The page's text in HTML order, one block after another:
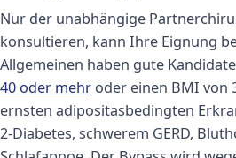
Nur der unabhängige
konsultieren, kann Ihre Eignung
Allgemeinen haben gute
40 oder mehr oder einen BMI von
ernsten adipositasbedingten
2-Diabetes, schwerem GERD,